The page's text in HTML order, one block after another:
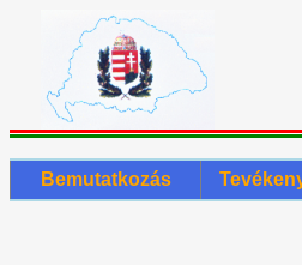
Bemutatkozás